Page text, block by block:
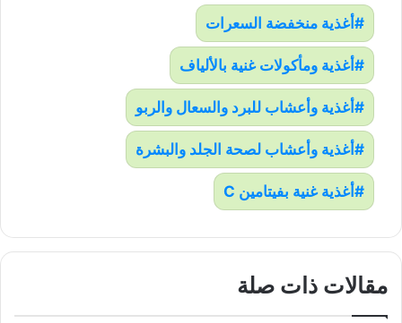
أغذية منخفضة السعرات
أغذية ومأكولات غنية بالألياف
أغذية وأعشاب للبرد والسعال والربو
أغذية وأعشاب لصحة الجلد والبشرة
أغذية غنية بفيتامين C
مقالات ذات صلة